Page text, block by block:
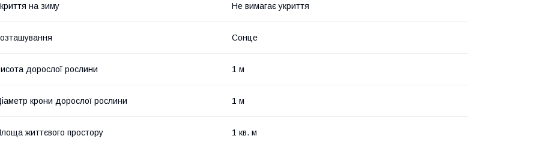
на зиму Не вимагає укриття
Сонце
дорослої рослини 1 м
крони дорослої рослини 1 м
життєвого простору 1 кв. м